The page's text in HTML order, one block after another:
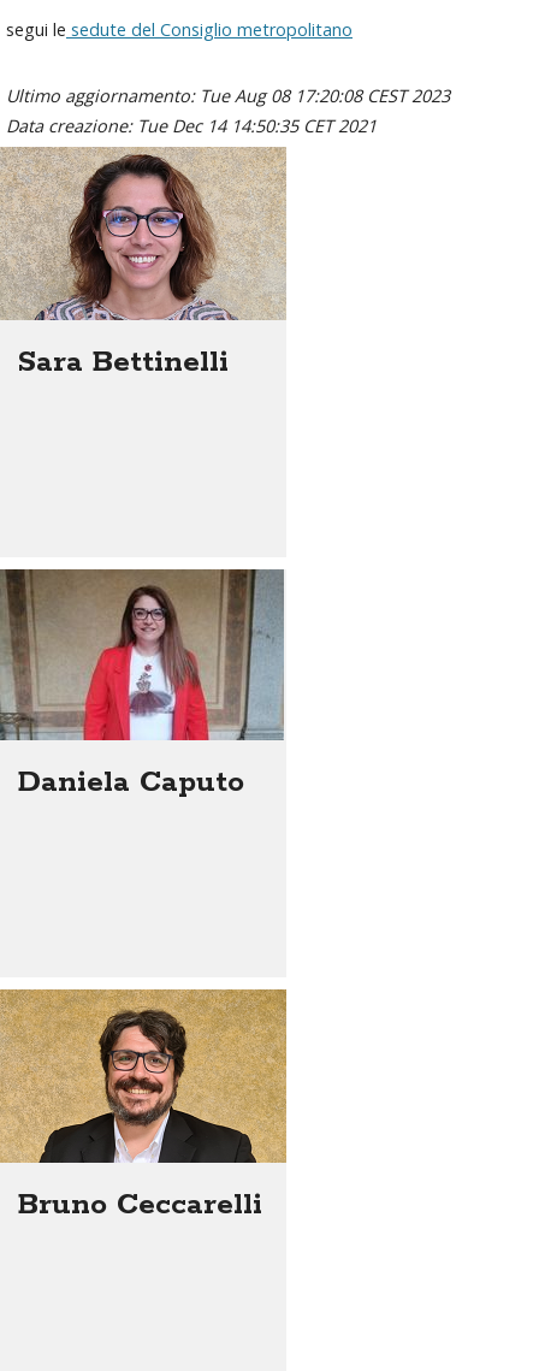
segui le sedute del Consiglio metropolitano
Ultimo aggiornamento: Tue Aug 08 17:20:08 CEST 2023
Data creazione: Tue Dec 14 14:50:35 CET 2021
Sara Bettinelli
Daniela Caputo
Bruno Ceccarelli